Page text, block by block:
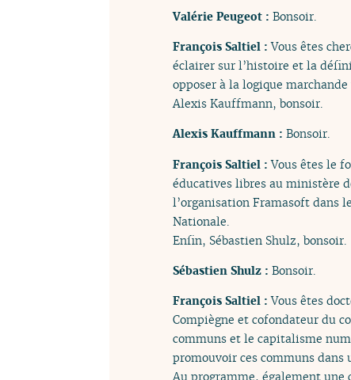
Valérie Peugeot : Bonsoir.
François Saltiel :Vous êtes
éclairer sur l’histoire et la
opposer à la logique
Alexis Kauffmann, bonsoir.
Alexis Kauffmann : Bonsoir.
François Saltiel :Vous êtes le
éducatives libres au ministère
l’organisation Framasoft dans
Nationale.
Enfin, Sébastien Shulz, bonsoir.
Sébastien Shulz : Bonsoir.
François Saltiel :Vous êtes
Compiègne et cofondateur du
communs et le capitalisme
promouvoir ces communs
Au programme, également une